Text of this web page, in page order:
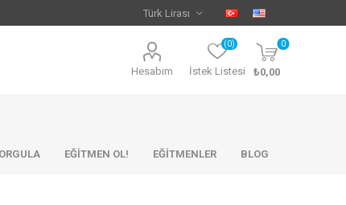
Hesabım İstek Listesi
(0) 0
₺0,00
EĞİTMEN OL! EĞİTMENLER BLOG